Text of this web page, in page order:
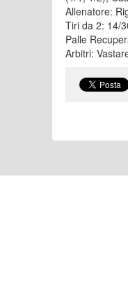
Allenatore:
Tiri da 2: 14/
Palle
Arbitri: